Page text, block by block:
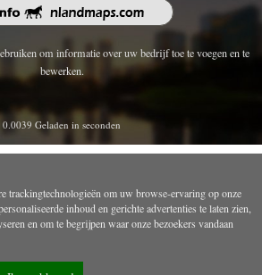
om informatie over uw bedrijf toe te voegen en te
bewerken.
0.0039 Geladen in seconden
trackingtechnologieën om uw browse-ervaring op onze
inhoud en gerichte advertenties te laten zien,
en om te begrijpen waar onze bezoekers vandaan